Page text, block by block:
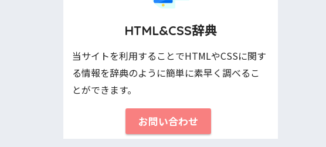
HTML&CSS辞典
当サイトを利用することでHTMLやCSSに関す
る情報を辞典のように簡単に素早く調べるこ
とができます。
お問い合わせ